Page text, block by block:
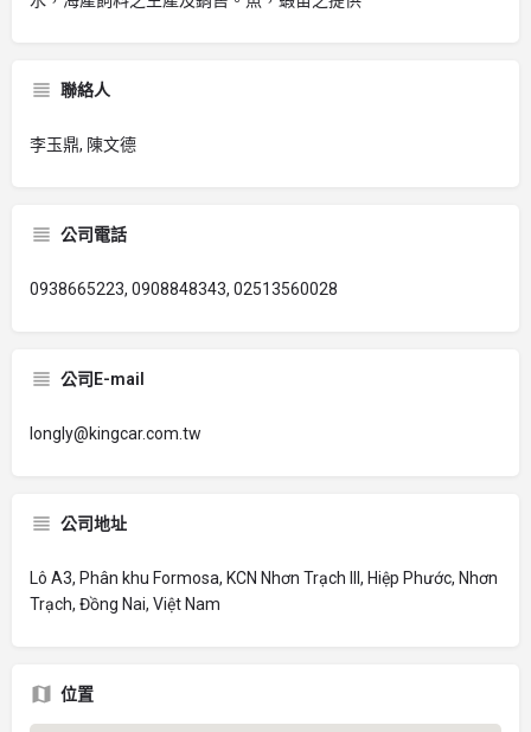
聯絡人
李玉鼎, 陳文德
公司電話
0938665223, 0908848343, 02513560028
公司E-mail
longly@kingcar.com.tw
公司地址
Lô A3, Phân khu Formosa, KCN Nhơn Trạch III, Hiệp Phước, Nhơn
Trạch, Đồng Nai, Việt Nam
位置